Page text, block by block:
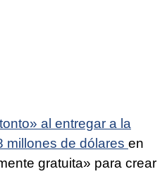
al entregar a la
millones de dólares en
gratuita» para crear